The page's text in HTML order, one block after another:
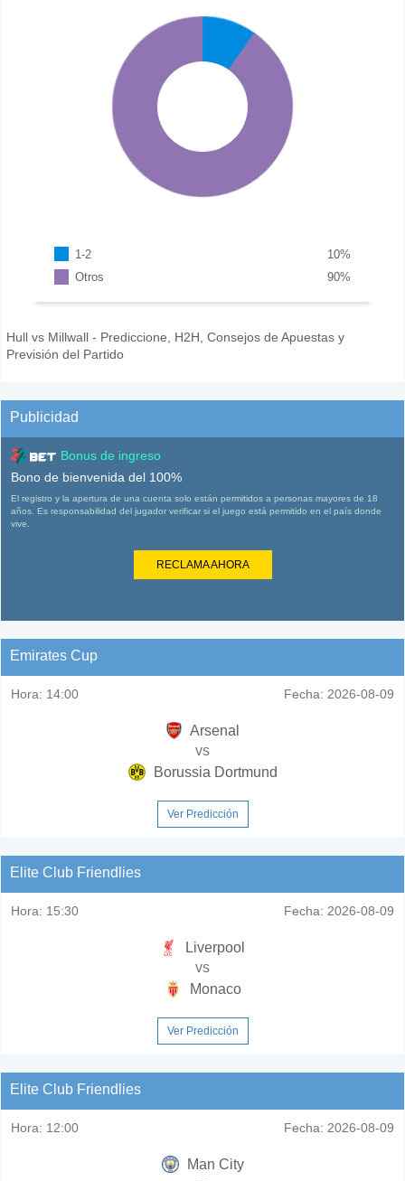
1-2 %
10
Otros
%
90
Hull vs Millwall - Prediccione, H2H, Consejos de Apuestas y
Previsión del Partido
Publicidad
Bonus de ingreso
Bono de bienvenida del 100%
El registro y la apertura de una cuenta solo están permitidos a personas mayores de 18
años. Es responsabilidad del jugador verificar si el juego está permitido en el país donde
vive.
RECLAMA AHORA
Emirates Cup
Hora: 14:00 Fecha: 2026-08-09
Arsenal
vs
Borussia Dortmund
Ver Predicción
Elite Club Friendlies
Hora: 15:30 Fecha: 2026-08-09
Liverpool
vs
Monaco
Ver Predicción
Elite Club Friendlies
Hora: 12:00 Fecha: 2026-08-09
Man City